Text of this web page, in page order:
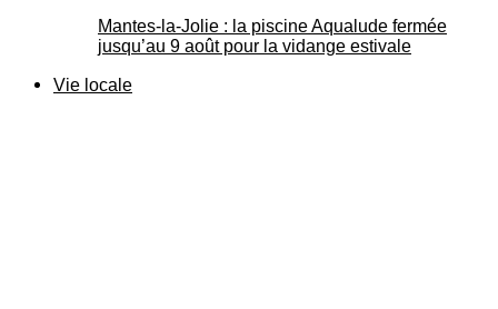
Mantes-la-Jolie : la piscine Aqualude fermée
jusqu’au 9 août pour la vidange estivale
Vie locale